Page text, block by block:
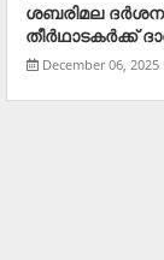
ശബരിമല
തീർഥാടകർക്ക്
December 06, 2025